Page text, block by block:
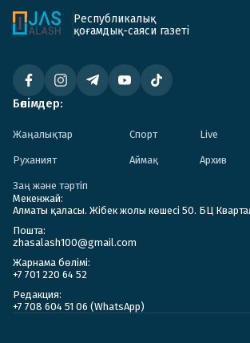
Республикалық
қоғамдық-саяси газеті
Бөлімдер:
Жаңалықтар Спорт Live
Руханият Аймақ Архив
Заң және тәртіп
Мекенжай:
Алматы қаласы. Жібек жолы көшесі 50. БЦ
Пошта:
zhasalash100@gmail.com
Жарнама бөлімі:
+7 701 220 64 52
Редакция:
+7 708 604 51 06 (WhatsApp)